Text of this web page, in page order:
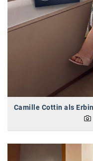
Camille Cottin als